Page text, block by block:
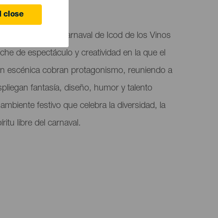
close
del Carnaval de Icod de los Vinos
de espectáculo y creatividad en la que el
escénica cobran protagonismo, reuniendo a
fantasía, diseño, humor y talento
festivo que celebra la diversidad, la
libre del carnaval.